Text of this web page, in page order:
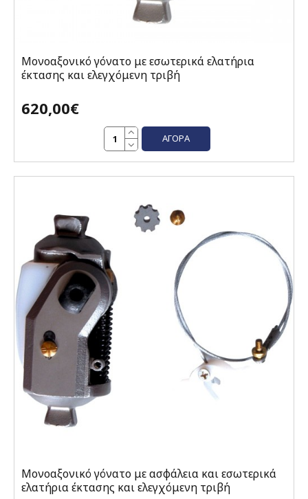
Μονοαξονικό γόνατο με εσωτερικά ελατήρια
έκτασης και ελεγχόμενη τριβή
620,00€
ΑΓΟΡΆ
Μονοαξονικό γόνατο με ασφάλεια και εσωτερικά
ελατήρια έκτασης και ελεγχόμενη τριβή